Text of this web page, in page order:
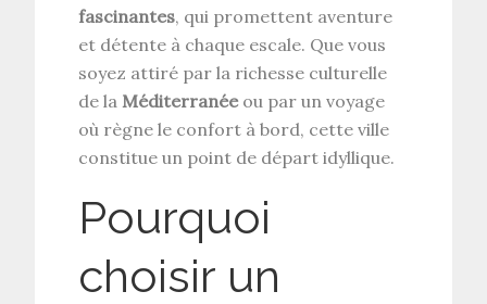
fascinantes, qui promettent aventure
et détente à chaque escale. Que vous
soyez attiré par la richesse culturelle
de la Méditerranéeou par un voyage
où règne le confort à bord, cette ville
constitue un point de départ idyllique.
Pourquoi
choisir un